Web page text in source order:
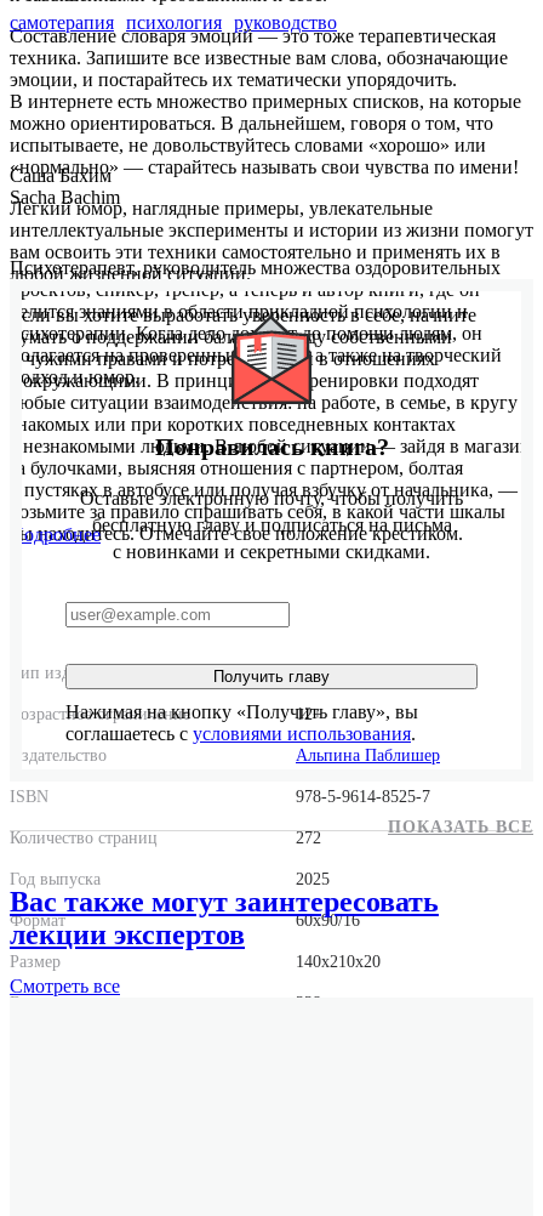
Составление словаря эмоций — это тоже терапевтическая
техника. Запишите все известные вам слова, обозначающие
эмоции, и постарайтесь их тематически упорядочить.
В интернете есть множество примерных списков, на которые
можно ориентироваться. В дальнейшем, говоря о том, что
испытываете, не довольствуйтесь словами «хорошо» или
«нормально» — старайтесь называть свои чувства по имени!
Легкий юмор, наглядные примеры, увлекательные
интеллектуальные эксперименты и истории из жизни помогут
вам освоить эти техники самостоятельно и применять их в
любой жизненной ситуации.
Если вы хотите выработать уверенность в себе, начните
думать о поддержании баланса между собственными
и чужими правами и потребностями в отношениях
с окружающими. В принципе, для тренировки подходят
любые ситуации взаимодействия: на работе, в семье, в кругу
знакомых или при коротких повседневных контактах
с незнакомыми людьми. В любой ситуации — зайдя в магазин
за булочками, выясняя отношения с партнером, болтая
о пустяках в автобусе или получая взбучку от начальника, —
возьмите за правило спрашивать себя, в какой части шкалы
вы находитесь. Отмечайте свое положение крестиком.
самотерапия психология руководство
Саша Бахим
Sacha Bachim
Психотерапевт, руководитель множества оздоровительных
проектов, спикер, тренер, а теперь и автор книги, где он
делится знаниями в области прикладной психологии и
психотерапии. Когда дело доходит до помощи людям, он
полагается на проверенные методы, а также на творческий
подход и юмор.
Подробнее
Тип издания Мягкая обложка
Возрастное ограничение 12+
Издательство Альпина Паблишер
ISBN 978-5-9614-8525-7
Количество страниц 272
Год выпуска 2025
Формат 60x90/16
Размер 140x210x20
Вес 338 г.
Понравилась книга?
Оставьте электронную почту, чтобы получить
бесплатную главу и подписаться на письма
с новинками и секретными скидками.
Получить главу
Нажимая на кнопку «Получить главу», вы
соглашаетесь с условиями использования.
ПОКАЗАТЬ ВСЕ
Вас также могут заинтересовать
лекции экспертов
Смотреть все